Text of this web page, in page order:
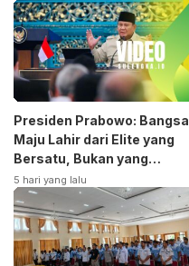
Presiden Prabowo: Bangsa
Maju Lahir dari Elite yang
Bersatu, Bukan yang
Terpecah
5 hari yang lalu